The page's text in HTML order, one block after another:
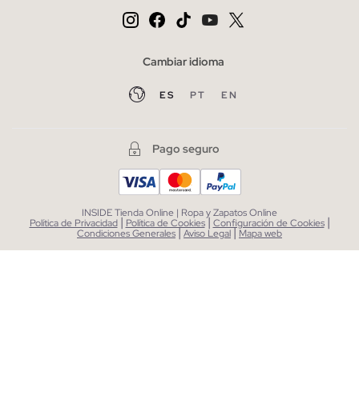
Cambiar idioma
ES PT EN
Pago seguro
INSIDE Tienda Online | Ropa y Zapatos Online
Política de Privacidad | Política de Cookies| Configuración de Cookies |
Condiciones Generales|Aviso Legal| Mapa web